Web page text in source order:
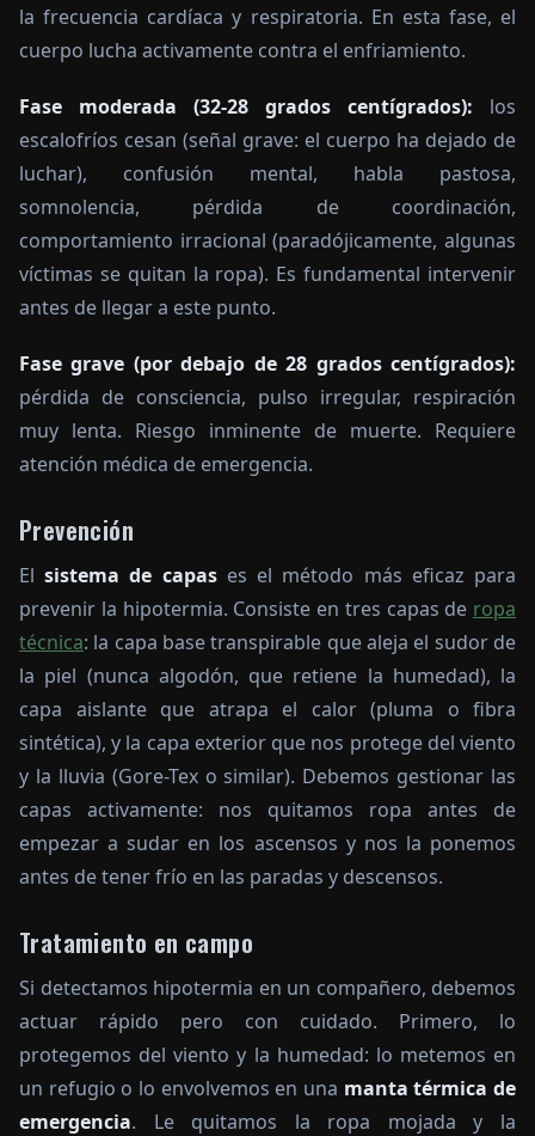
la frecuencia cardíaca y respiratoria. En esta fase, el
cuerpo lucha activamente contra el enfriamiento.
Fase moderada (32-28 grados centígrados): los
escalofríos cesan (señal grave: el cuerpo ha dejado de
luchar), confusión mental, habla pastosa,
somnolencia, pérdida de coordinación,
comportamiento irracional (paradójicamente, algunas
víctimas se quitan la ropa). Es fundamental intervenir
antes de llegar a este punto.
Fase grave (por debajo de 28 grados centígrados):
pérdida de consciencia, pulso irregular, respiración
muy lenta. Riesgo inminente de muerte. Requiere
atención médica de emergencia.
Prevención
Elsistema de capases el método más eficaz para
prevenir la hipotermia. Consiste en tres capas de ropa
técnica: la capa base transpirable que aleja el sudor de
la piel (nunca algodón, que retiene la humedad), la
capa aislante que atrapa el calor (pluma o fibra
sintética), y la capa exterior que nos protege del viento
y la lluvia (Gore-Tex o similar). Debemos gestionar las
capas activamente: nos quitamos ropa antes de
empezar a sudar en los ascensos y nos la ponemos
antes de tener frío en las paradas y descensos.
Tratamiento en campo
Si detectamos hipotermia en un compañero, debemos
actuar rápido pero con cuidado. Primero, lo
protegemos del viento y la humedad: lo metemos en
un refugio o lo envolvemos en una manta térmica de
emergencia. Le quitamos la ropa mojada y la